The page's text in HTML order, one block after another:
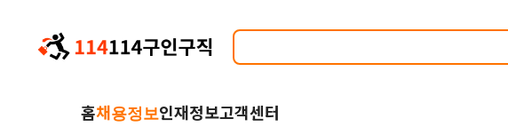
홈채용정보인재정보고객센터